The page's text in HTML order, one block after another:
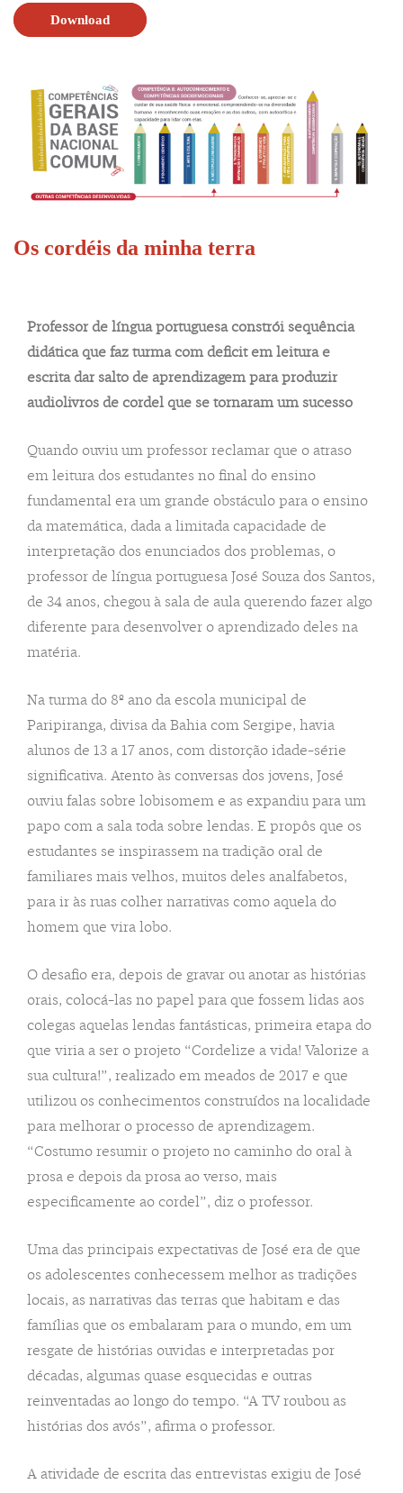
Download
Os cordéis da minha terra
Professor de língua portuguesa constrói sequência
didática que faz turma com deficit em leitura e
escrita dar salto de aprendizagem para produzir
audiolivros de cordel que se tornaram um sucesso
Quando ouviu um professor reclamar que o atraso
em leitura dos estudantes no final do ensino
fundamental era um grande obstáculo para o ensino
da matemática, dada a limitada capacidade de
interpretação dos enunciados dos problemas, o
professor de língua portuguesa José Souza dos Santos,
de 34 anos, chegou à sala de aula querendo fazer algo
diferente para desenvolver o aprendizado deles na
matéria.
Na turma do 8º ano da escola municipal de
Paripiranga, divisa da Bahia com Sergipe, havia
alunos de 13 a 17 anos, com distorção idade-série
significativa. Atento às conversas dos jovens, José
ouviu falas sobre lobisomem e as expandiu para um
papo com a sala toda sobre lendas. E propôs que os
estudantes se inspirassem na tradição oral de
familiares mais velhos, muitos deles analfabetos,
para ir às ruas colher narrativas como aquela do
homem que vira lobo.
O desafio era, depois de gravar ou anotar as histórias
orais, colocá-las no papel para que fossem lidas aos
colegas aquelas lendas fantásticas, primeira etapa do
que viria a ser o projeto “Cordelize a vida! Valorize a
sua cultura!”, realizado em meados de 2017 e que
utilizou os conhecimentos construídos na localidade
para melhorar o processo de aprendizagem.
“Costumo resumir o projeto no caminho do oral à
prosa e depois da prosa ao verso, mais
especificamente ao cordel”, diz o professor.
Uma das principais expectativas de José era de que
os adolescentes conhecessem melhor as tradições
locais, as narrativas das terras que habitam e das
famílias que os embalaram para o mundo, em um
resgate de histórias ouvidas e interpretadas por
décadas, algumas quase esquecidas e outras
reinventadas ao longo do tempo. “A TV roubou as
histórias dos avós”, afirma o professor.
A atividade de escrita das entrevistas exigiu de José